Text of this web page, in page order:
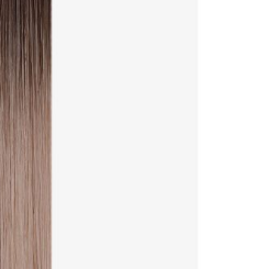
Methode unserer
entwickelt, liegt die
und sorgt so für ein
ermöglicht eine flexible
sowie einen makellosen
Tapes wie das eigene
Strähnen erleichtern das
natürliche Welle für